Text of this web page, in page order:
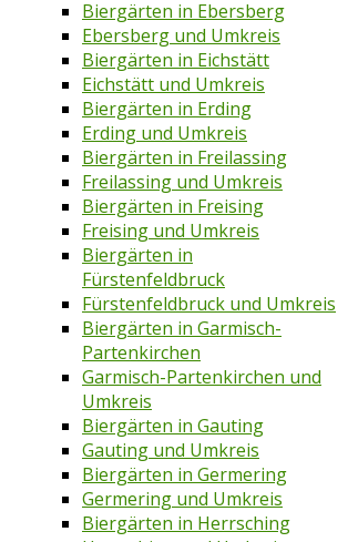
Biergärten in Ebersberg
Ebersberg und Umkreis
Biergärten in Eichstätt
Eichstätt und Umkreis
Biergärten in Erding
Erding und Umkreis
Biergärten in Freilassing
Freilassing und Umkreis
Biergärten in Freising
Freising und Umkreis
Biergärten in
Fürstenfeldbruck
Fürstenfeldbruck und Umkreis
Biergärten in Garmisch-
Partenkirchen
Garmisch-Partenkirchen und
Umkreis
Biergärten in Gauting
Gauting und Umkreis
Biergärten in Germering
Germering und Umkreis
Biergärten in Herrsching